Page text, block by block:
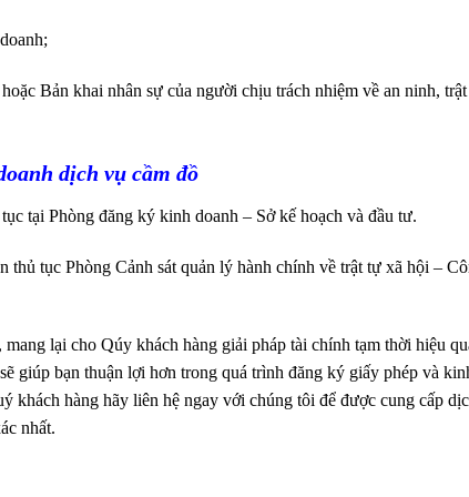
Bản khai nhân sự của người chịu trách nhiệm về an ninh,
dịch vụ cầm đồ
tại Phòng đăng ký kinh doanh – Sở kế hoạch và đầu tư.
tục Phòng Cảnh sát quản lý hành chính về trật tự xã hội –
lại cho Qúy khách hàng giải pháp tài chính tạm thời hiệu
giúp bạn thuận lợi hơn trong quá trình đăng ký giấy phép và
khách hàng hãy liên hệ ngay với chúng tôi để được cung cấp
nhất.